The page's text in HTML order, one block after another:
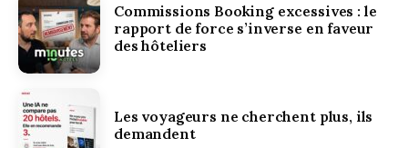
Commissions Booking excessives : le
rapport de force s’inverse en faveur
des hôteliers
Les voyageurs ne cherchent plus, ils
demandent